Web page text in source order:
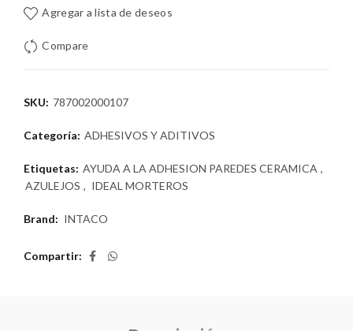
Agregar a lista de deseos
Compare
SKU: 787002000107
Categoría: ADHESIVOS Y ADITIVOS
Etiquetas: AYUDA A LA ADHESION PAREDES CERAMICA ,
AZULEJOS , IDEAL MORTEROS
Brand: INTACO
Compartir